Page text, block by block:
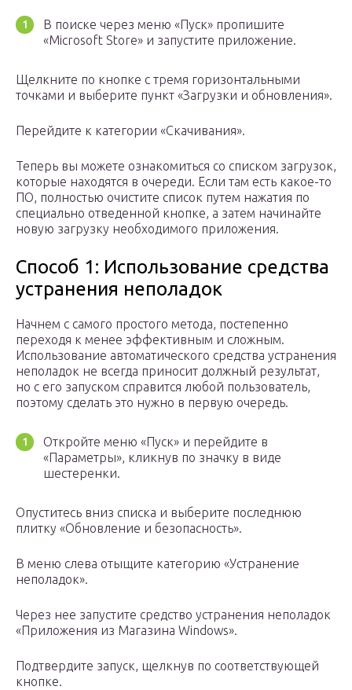
В поиске через меню «Пуск» пропишите
«Microsoft Store» и запустите приложение.
Щелкните по кнопке с тремя горизонтальными
точками и выберите пункт «Загрузки и обновления».
Перейдите к категории «Скачивания».
Теперь вы можете ознакомиться со списком загрузок,
которые находятся в очереди. Если там есть какое-то
ПО, полностью очистите список путем нажатия по
специально отведенной кнопке, а затем начинайте
новую загрузку необходимого приложения.
Способ 1: Использование средства
устранения неполадок
Начнем с самого простого метода, постепенно
переходя к менее эффективным и сложным.
Использование автоматического средства устранения
неполадок не всегда приносит должный результат,
но с его запуском справится любой пользователь,
поэтому сделать это нужно в первую очередь.
Откройте меню «Пуск» и перейдите в
«Параметры», кликнув по значку в виде
шестеренки.
Опуститесь вниз списка и выберите последнюю
плитку «Обновление и безопасность».
В меню слева отыщите категорию «Устранение
неполадок».
Через нее запустите средство устранения неполадок
«Приложения из Магазина Windows».
Подтвердите запуск, щелкнув по соответствующей
кнопке.